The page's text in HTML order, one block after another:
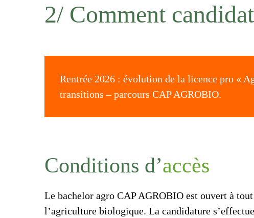
2/ Comment
Rentrée 2026 : évolution de la licence pro «
transitions – parcours CAP AGROBIO.
Conditions d’accès
Le bachelor agro CAP AGROBIO est ouvert à
l’agriculture biologique. La candidature s’effectue